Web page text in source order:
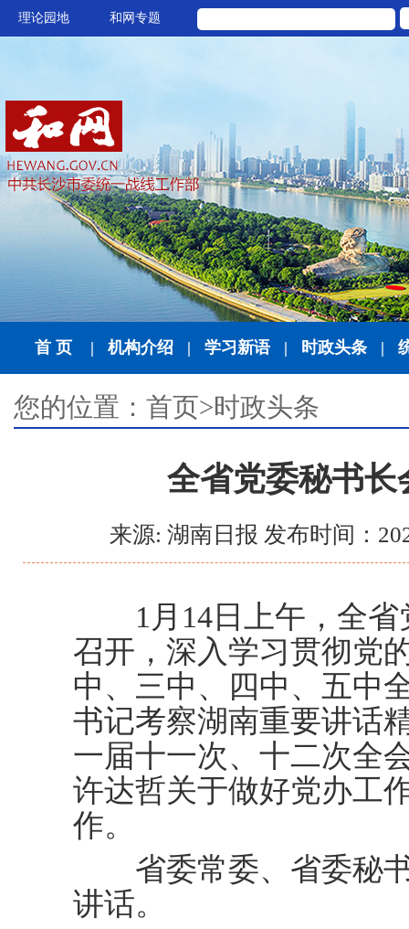
理论园地 和网专题
首 页 | 机构介绍 | 学习新语 | 时政头条 |
您的位置： 首页>时政头条
全省党委秘书
来源: 湖南日报 发布时间：
1月14日上午，全省
召开，深入学习贯彻党
中、三中、四中、五中
书记考察湖南重要讲话
一届十一次、十二次全
许达哲关于做好党办工
作。
省委常委、省委秘书
讲话。